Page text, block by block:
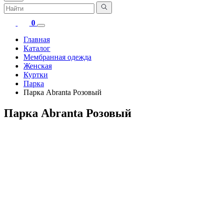
0
Главная
Каталог
Мембранная одежда
Женская
Куртки
Парка
Парка Abranta Розовый
Парка Abranta Розовый